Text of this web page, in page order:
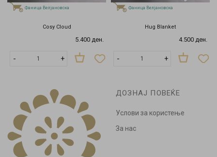
Фаница Велјановска
Cosy Cloud
5.400 ден.
- +
Фаница Велјановска
Hug Blanket
4.500 ден.
- +
ДОЗНАЈ ПОВЕЌЕ
Услови за користење
За нас